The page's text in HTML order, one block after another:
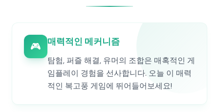
🎮 매력적인 메커니즘
탐험, 퍼즐 해결, 유머의 조합은 매혹적인 게
임플레이 경험을 선사합니다. 오늘 이 매력
적인 복고풍 게임에 뛰어들어보세요!